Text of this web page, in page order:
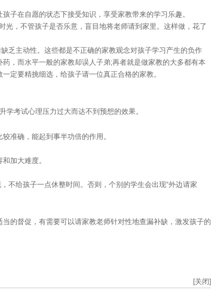
在自愿的状态下接受知识，享受家教带来的学习乐趣。
，不管孩子是否乐意，盲目地将老师请到家里。这样做，花了
主动性。这些都是不正确的家教观念对孩子学习产生的负作
，而水平一般的家教却误人子弟;再者就是做家教的大多都有本
定要精挑细选，给孩子请一位真正合格的家教。
考试心理压力过大而达不到预想的效果。
准确，能起到事半功倍的作用。
加大难度。
给孩子一点休整时间。否则，个别的学生会出现“外边请家
督促，有需要可以请家教老师针对性地查漏补缺，激发孩子的
[关闭]